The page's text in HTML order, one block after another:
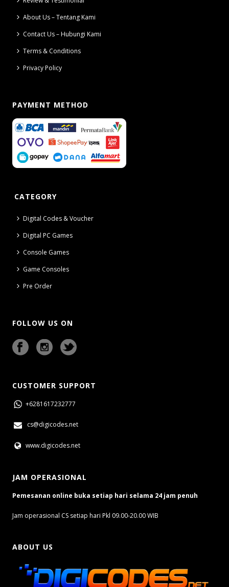
About Us – Tentang Kami
Contact Us – Hubungi Kami
Terms & Conditions
Privacy Policy
PAYMENT METHOD
CATEGORY
Digital Codes & Voucher
Digital PC Games
Console Games
Game Consoles
Pre Order
FOLLOW US ON
CUSTOMER SUPPORT
+6281617232777
cs@digicodes.net
www.digicodes.net
JAM OPERASIONAL
Pemesanan online buka setiap hari selama 24 jam penuh
Jam operasional CS setiap hari Pkl 09.00-20.00 WIB
ABOUT US